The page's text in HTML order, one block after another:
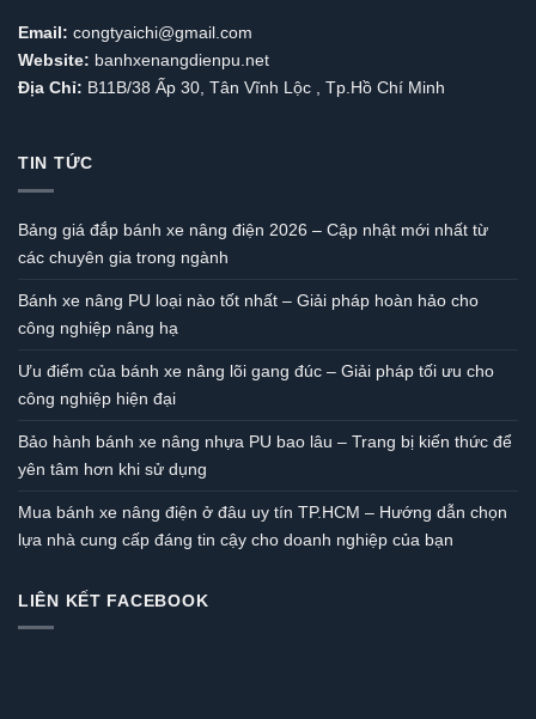
Email: congtyaichi@gmail.com
Website: banhxenangdienpu.net
Địa Chỉ: B11B/38 Ấp 30, Tân Vĩnh Lộc , Tp.Hồ Chí Minh
TIN TỨC
Bảng giá đắp bánh xe nâng điện 2026 – Cập nhật mới nhất từ
các chuyên gia trong ngành
Bánh xe nâng PU loại nào tốt nhất – Giải pháp hoàn hảo cho
công nghiệp nâng hạ
Ưu điểm của bánh xe nâng lõi gang đúc – Giải pháp tối ưu cho
công nghiệp hiện đại
Bảo hành bánh xe nâng nhựa PU bao lâu – Trang bị kiến thức để
yên tâm hơn khi sử dụng
Mua bánh xe nâng điện ở đâu uy tín TP.HCM – Hướng dẫn chọn
lựa nhà cung cấp đáng tin cậy cho doanh nghiệp của bạn
LIÊN KẾT FACEBOOK